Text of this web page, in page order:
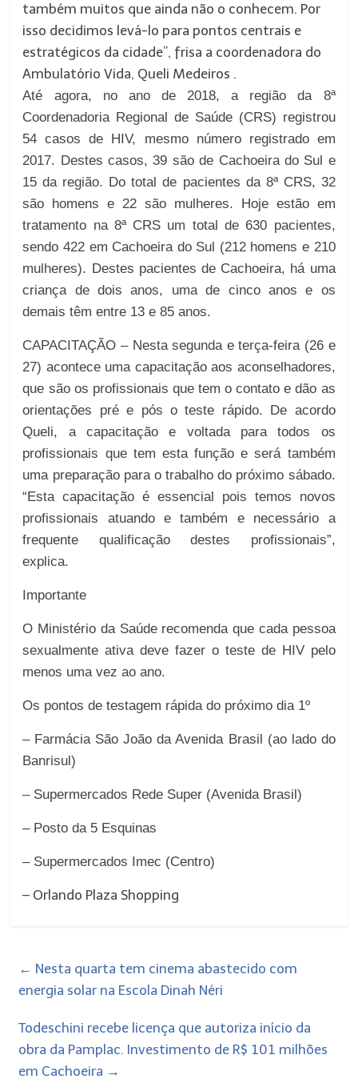
também muitos que ainda não o conhecem. Por
isso decidimos levá-lo para pontos centrais e
estratégicos da cidade”, frisa a coordenadora do
Ambulatório Vida, Queli Medeiros .
Até agora, no ano de 2018, a região da 8ª
Coordenadoria Regional de Saúde (CRS) registrou
54 casos de HIV, mesmo número registrado em
2017. Destes casos, 39 são de Cachoeira do Sul e
15 da região. Do total de pacientes da 8ª CRS, 32
são homens e 22 são mulheres. Hoje estão em
tratamento na 8ª CRS um total de 630 pacientes,
sendo 422 em Cachoeira do Sul (212 homens e 210
mulheres). Destes pacientes de Cachoeira, há uma
criança de dois anos, uma de cinco anos e os
demais têm entre 13 e 85 anos.
CAPACITAÇÃO – Nesta segunda e terça-feira (26 e
27) acontece uma capacitação aos aconselhadores,
que são os profissionais que tem o contato e dão as
orientações pré e pós o teste rápido. De acordo
Queli, a capacitação e voltada para todos os
profissionais que tem esta função e será também
uma preparação para o trabalho do próximo sábado.
“Esta capacitação é essencial pois temos novos
profissionais atuando e também e necessário a
frequente qualificação destes profissionais”,
explica.
Importante
O Ministério da Saúde recomenda que cada pessoa
sexualmente ativa deve fazer o teste de HIV pelo
menos uma vez ao ano.
Os pontos de testagem rápida do próximo dia 1º
– Farmácia São João da Avenida Brasil (ao lado do
Banrisul)
– Supermercados Rede Super (Avenida Brasil)
– Posto da 5 Esquinas
– Supermercados Imec (Centro)
– Orlando Plaza Shopping
← Nesta quarta tem cinema abastecido com
energia solar na Escola Dinah Néri
Todeschini recebe licença que autoriza início da
obra da Pamplac. Investimento de R$ 101 milhões
em Cachoeira →